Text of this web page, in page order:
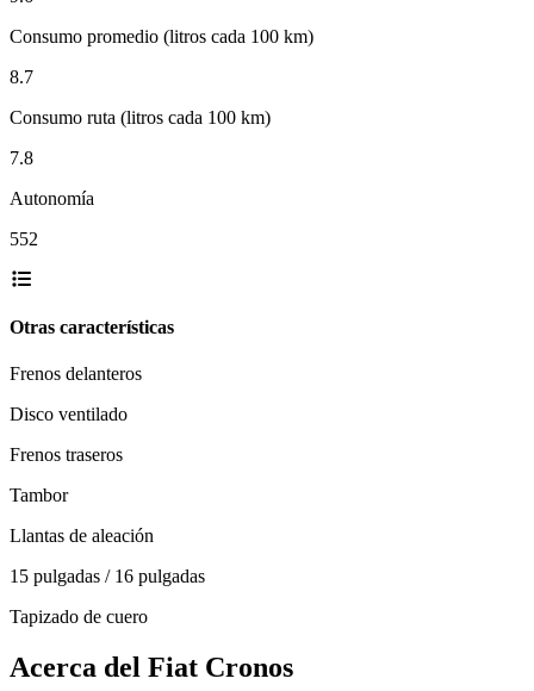
Consumo promedio (litros cada 100 km)
8.7
Consumo ruta (litros cada 100 km)
7.8
Autonomía
552
Otras características
Frenos delanteros
Disco ventilado
Frenos traseros
Tambor
Llantas de aleación
15 pulgadas / 16 pulgadas
Tapizado de cuero
Acerca del Fiat Cronos